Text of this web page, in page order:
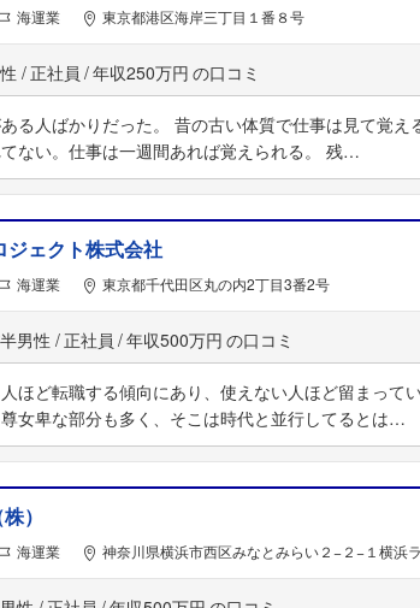
海運業 東京都港区海岸三丁目１番８号
正社員 年収250万円
る人ばかりだった。 昔の古い体質で仕事は見て覚え
ない。仕事は一週間あれば覚えられる。 残…
ェクト株式会社
海運業 東京都千代田区丸の内2丁目3番2号
男性 正社員 年収500万円
ほど転職する傾向にあり、使えない人ほど留まって
女卑な部分も多く、そこは時代と並行してるとは…
）
海運業 神奈川県横浜市西区みなとみらい２−２−１横浜